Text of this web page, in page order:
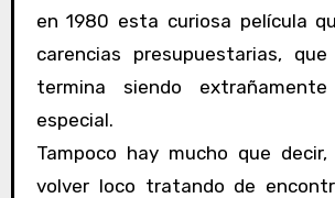
en 1980 esta curiosa película
carencias presupuestarias,
termina siendo
especial.
Tampoco hay mucho que
volver loco tratando de